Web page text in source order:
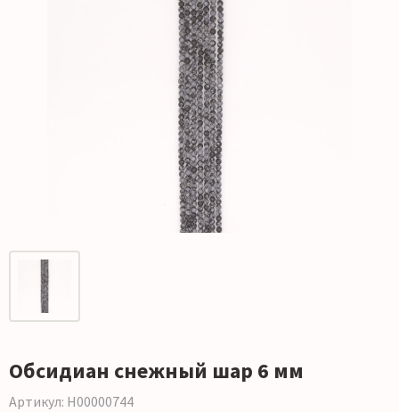
Обсидиан снежный шар 6 мм
Артикул: Н00000744